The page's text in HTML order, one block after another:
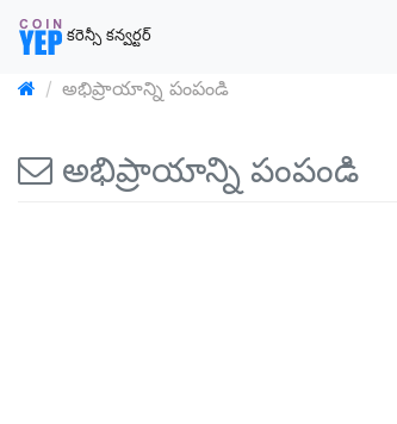
కరెన్సీ కన్వర్టర్
అభిప్రాయాన్ని పంపండి
అభిప్రాయాన్ని పంపండి